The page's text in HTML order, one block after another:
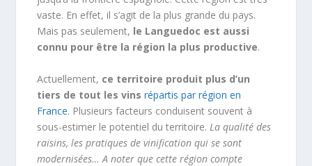
vaste. En effet, il s’agit de la plus grande du pays.
Mais pas seulement, le Languedoc est aussi
connu pour être la région la plus productive.
Actuellement, ce territoire produit plus d’un
tiers de tout les vinsrépartis par région en
France. Plusieurs facteurs conduisent souvent à
sous-estimer le potentiel du territoire. La qualité des
raisins, les pratiques de vinification qui se sont
modernisées… A noter que cette région compte